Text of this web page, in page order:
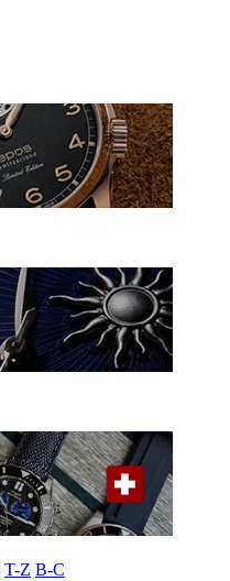
T-Z В-С